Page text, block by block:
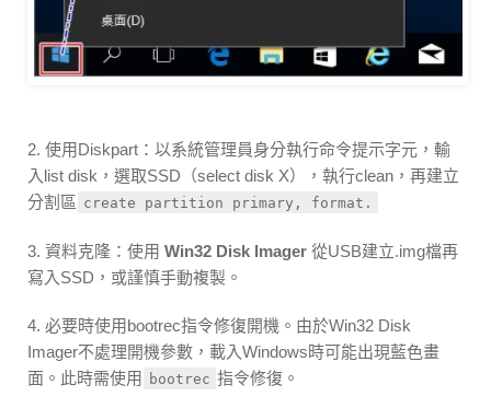
2. 使用Diskpart：以系統管理員身分執行命令提示字元，輸
入list disk，選取SSD（select disk X），執行clean，再建立
分割區 create partition primary, format.
3. 資料克隆：使用 Win32 Disk Imager 從USB建立.img檔再
寫入SSD，或謹慎手動複製。
4. 必要時使用bootrec指令修復開機。由於Win32 Disk
Imager不處理開機參數，載入Windows時可能出現藍色畫
面。此時需使用
bootrec 指令修復。